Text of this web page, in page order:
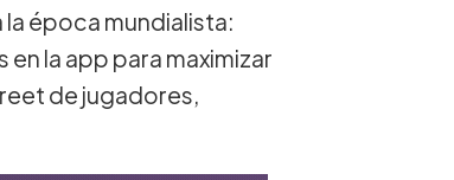
época mundialista:
la app para maximizar
de jugadores,